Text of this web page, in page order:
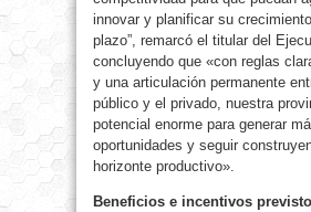
innovar y planificar su
plazo”, remarcó el titular del
concluyendo que «con reglas
y una articulación permanente
público y el privado, nuestra
potencial enorme para generar
oportunidades y seguir
horizonte productivo».
Beneficios e incentivos